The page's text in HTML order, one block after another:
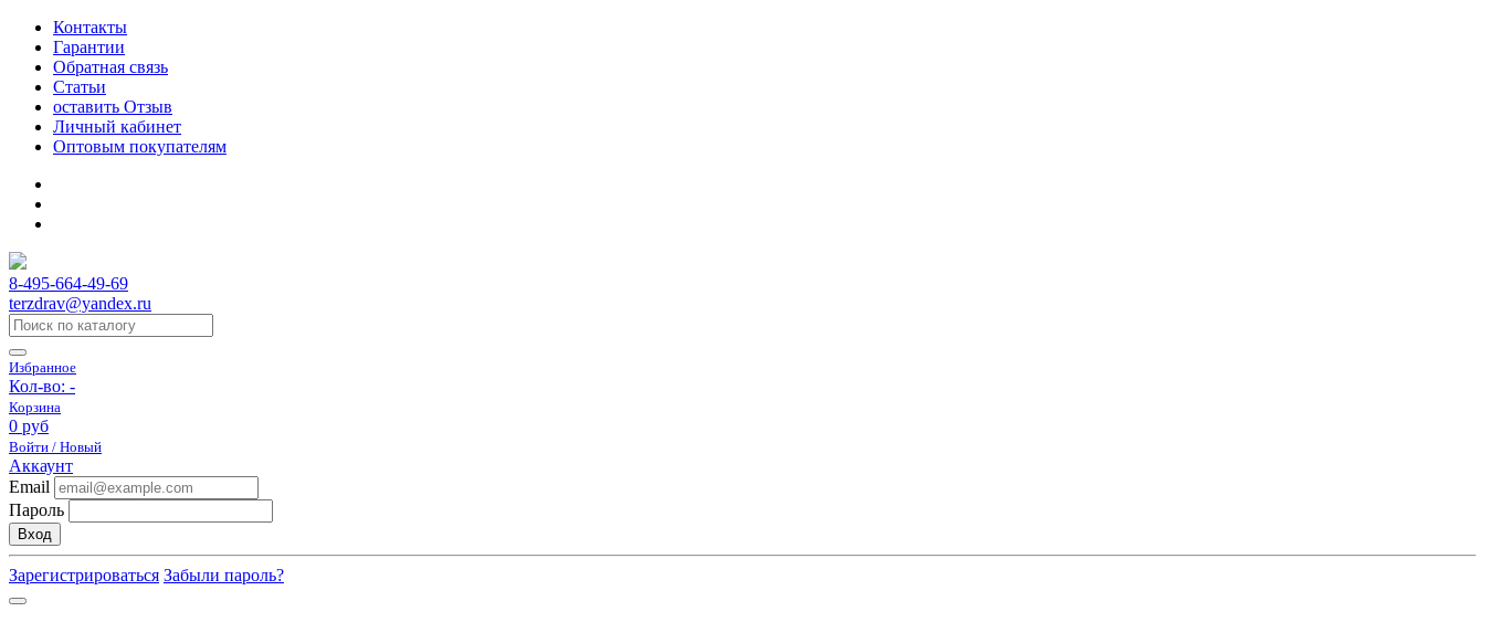
Контакты
Гарантии
Обратная связь
Статьи
оставить Отзыв
Личный кабинет
Оптовым покупателям
8-495-664-49-69
terzdrav@yandex.ru
Избранное
Кол-во: -
Корзина
0 руб
Войти / Новый
Аккаунт
Email
Пароль
Вход
Зарегистрироваться Забыли пароль?